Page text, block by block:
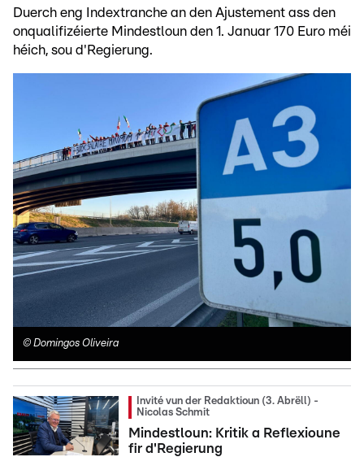
Duerch eng Indextranche an den Ajustement ass den
onqualifizéierte Mindestloun den 1. Januar 170 Euro méi
héich, sou d'Regierung.
© Domingos Oliveira
Invité vun der Redaktioun (3. Abrëll) -
Nicolas Schmit
Mindestloun: Kritik a Reflexioune
fir d'Regierung